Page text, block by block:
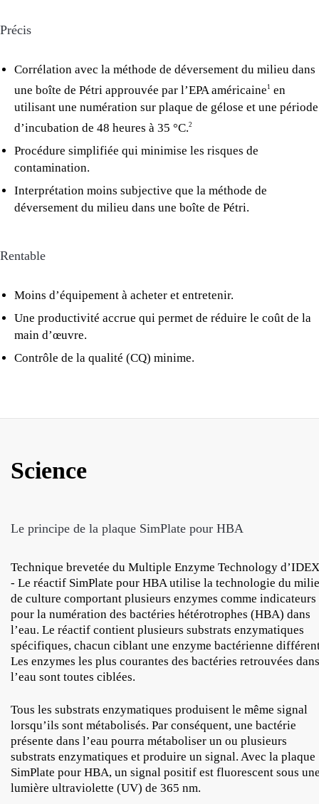
Précis
Corrélation avec la méthode de déversement du milieu dans
une boîte de Pétri approuvée par l’EPA américaine 1 en
utilisant une numération sur plaque de gélose et une période
d’incubation de 48 heures à 35 °C.2
Procédure simplifiée qui minimise les risques de
contamination.
Interprétation moins subjective que la méthode de
déversement du milieu dans une boîte de Pétri.
Rentable
Moins d’équipement à acheter et entretenir.
Une productivité accrue qui permet de réduire le coût de la
main d’œuvre.
Contrôle de la qualité (CQ) minime.
Science
Le principe de la plaque SimPlate pour HBA
Technique brevetée du Multiple Enzyme Technology
- Le réactif SimPlate pour HBA utilise la technologie du
de culture comportant plusieurs enzymes comme indicateurs
pour la numération des bactéries hétérotrophes (HBA) dans
l’eau. Le réactif contient plusieurs substrats enzymatiques
spécifiques, chacun ciblant une enzyme bactérienne
Les enzymes les plus courantes des bactéries retrouvées dans
l’eau sont toutes ciblées.
Tous les substrats enzymatiques produisent le même signal
lorsqu’ils sont métabolisés. Par conséquent, une bactérie
présente dans l’eau pourra métaboliser un ou plusieurs
substrats enzymatiques et produire un signal. Avec la plaque
SimPlate pour HBA, un signal positif est fluorescent sous
lumière ultraviolette (UV) de 365 nm.